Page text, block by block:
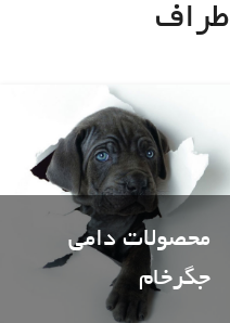
محصولات دامی
جگرخام